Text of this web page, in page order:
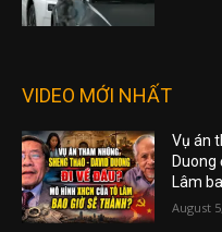
VIDEO MỚI NHẤT
Vụ án
Duong
Lâm
August